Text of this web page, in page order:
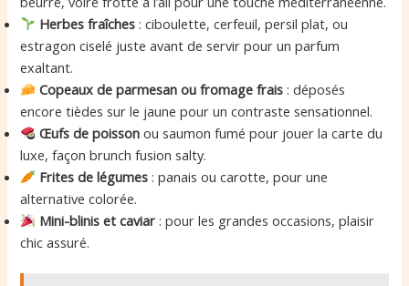
Herbes fraîches : ciboulette, cerfeuil, persil plat, ou
estragon ciselé juste avant de servir pour un parfum
exaltant.
Copeaux de parmesan ou fromage frais : déposés
encore tièdes sur le jaune pour un contraste sensationnel.
Œufs de poisson ou saumon fumé pour jouer la carte du
luxe, façon brunch fusion salty.
Frites de légumes : panais ou carotte, pour une
alternative colorée.
Mini-blinis et caviar : pour les grandes occasions, plaisir
chic assuré.